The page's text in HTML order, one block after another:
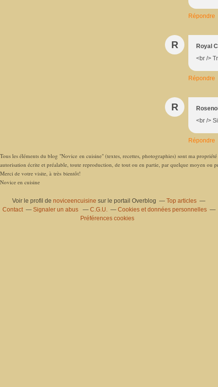
Répondre
R
Royal
<br />
Répondre
R
<br />
Répondre
Tous les éléments du blog "Novice en cuisine" (textes, recettes, photographies) sont ma
autorisation écrite et préalable, toute reproduction, de tout ou en partie, par quelque moyen ou
Merci de votre visite, à très bientôt!
Novice en cuisine
Voir le profil denoviceencuisine sur le portail Overblog
Top articles
Contact
Signaler un abus C.G.U.
Cookies et données personnelles
Préférences cookies